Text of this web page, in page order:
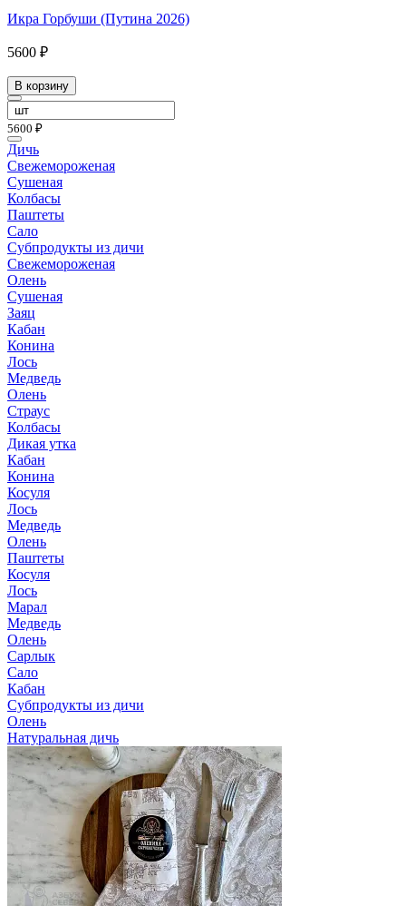
Икра Горбуши (Путина 2026)
5600 ₽
В корзину
5600 ₽
Дичь
Свежемороженая
Сушеная
Колбасы
Паштеты
Сало
Субпродукты из дичи
Свежемороженая
Олень
Сушеная
Заяц
Кабан
Конина
Лось
Медведь
Олень
Страус
Колбасы
Дикая утка
Кабан
Конина
Косуля
Лось
Медведь
Олень
Паштеты
Косуля
Лось
Марал
Медведь
Олень
Сарлык
Сало
Кабан
Субпродукты из дичи
Олень
Натуральная дичь